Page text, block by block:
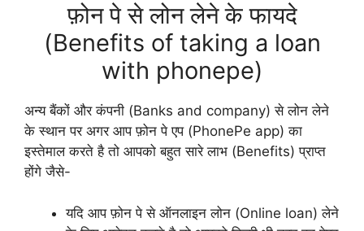
फ़ोन पे से लोन लेने के फायदे
(Benefits of taking a loan
with phonepe)
अन्य बैंकों और कंपनी (Banks and company) से लोन लेने
के स्थान पर अगर आप फ़ोन पे एप (PhonePe app) का
इस्तेमाल करते है तो आपको बहुत सारे लाभ (Benefits) प्राप्त
होंगे जैसे-
यदि आप फ़ोन पे से ऑनलाइन लोन (Online loan) लेने